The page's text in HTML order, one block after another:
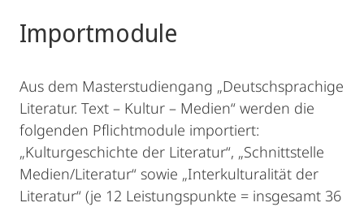
Importmodule
Aus dem Masterstudiengang „Deutschsprachige
Literatur. Text – Kultur – Medien“ werden die
folgenden Pflichtmodule importiert:
„Kulturgeschichte der Literatur“, „Schnittstelle
Medien/Literatur“ sowie „Interkulturalität der
Literatur“ (je 12 Leistungspunkte = insgesamt 36